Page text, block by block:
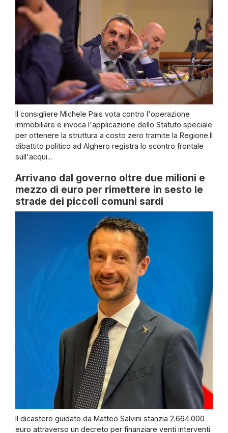
Il consigliere Michele Pais vota contro l'operazione
immobiliare e invoca l'applicazione dello Statuto speciale
per ottenere la struttura a costo zero tramite la Regione.Il
dibattito politico ad Alghero registra lo scontro frontale
sull'acqui...
Arrivano dal governo oltre due milioni e
mezzo di euro per rimettere in sesto le
strade dei piccoli comuni sardi
Il dicastero guidato da Matteo Salvini stanzia 2.664.000
euro attraverso un decreto per finanziare venti interventi